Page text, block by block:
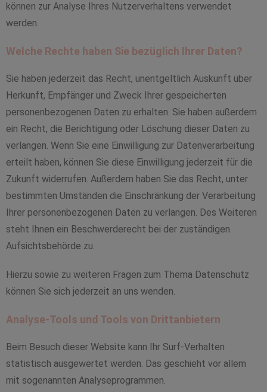
können zur Analyse Ihres Nutzerverhaltens verwendet
werden.
Welche Rechte haben Sie bezüglich Ihrer Daten?
Sie haben jederzeit das Recht, unentgeltlich Auskunft über
Herkunft, Empfänger und Zweck Ihrer gespeicherten
personenbezogenen Daten zu erhalten. Sie haben außerdem
ein Recht, die Berichtigung oder Löschung dieser Daten zu
verlangen. Wenn Sie eine Einwilligung zur Datenverarbeitung
erteilt haben, können Sie diese Einwilligung jederzeit für die
Zukunft widerrufen. Außerdem haben Sie das Recht, unter
bestimmten Umständen die Einschränkung der Verarbeitung
Ihrer personenbezogenen Daten zu verlangen. Des Weiteren
steht Ihnen ein Beschwerderecht bei der zuständigen
Aufsichtsbehörde zu.
Hierzu sowie zu weiteren Fragen zum Thema Datenschutz
können Sie sich jederzeit an uns wenden.
Analyse-Tools und Tools von Drittanbietern
Beim Besuch dieser Website kann Ihr Surf-Verhalten
statistisch ausgewertet werden. Das geschieht vor allem
mit sogenannten Analyseprogrammen.